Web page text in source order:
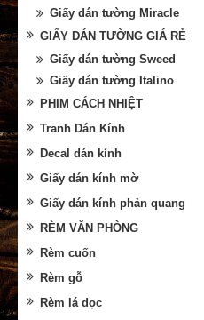
Giấy dán tường Miracle
GIẤY DÁN TƯỜNG GIÁ RẺ
Giấy dán tường Sweed
Giấy dán tường Italino
PHIM CÁCH NHIỆT
Tranh Dán Kính
Decal dán kính
Giấy dán kính mờ
Giấy dán kính phản quang
RÈM VĂN PHÒNG
Rèm cuốn
Rèm gỗ
Rèm lá dọc